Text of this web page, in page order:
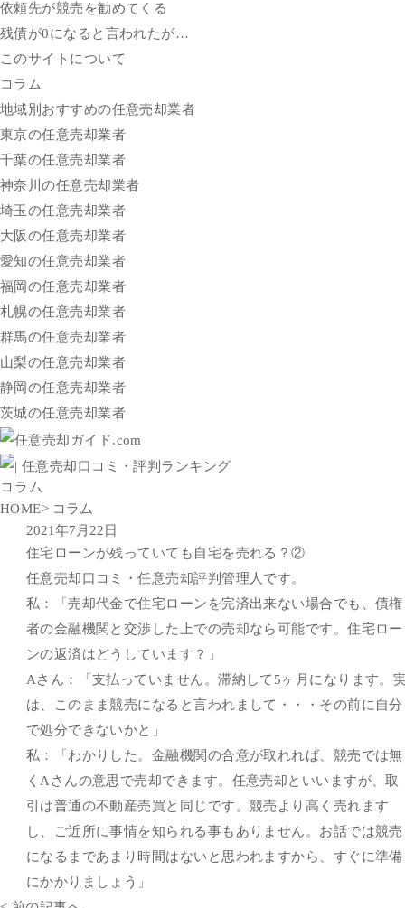
依頼先が競売を勧めてくる
残債が0になると言われたが…
このサイトについて
コラム
地域別おすすめの任意売却業者
東京の任意売却業者
千葉の任意売却業者
神奈川の任意売却業者
埼玉の任意売却業者
大阪の任意売却業者
愛知の任意売却業者
福岡の任意売却業者
札幌の任意売却業者
群馬の任意売却業者
山梨の任意売却業者
静岡の任意売却業者
茨城の任意売却業者
コラム
HOME> コラム
2021年7月22日
住宅ローンが残っていても自宅を売れる？②
任意売却口コミ・任意売却評判管理人です。
私：「売却代金で住宅ローンを完済出来ない場合でも、債権
者の金融機関と交渉した上での売却なら可能です。住宅ロー
ンの返済はどうしています？」
Aさん：「支払っていません。滞納して5ヶ月になります。
は、このまま競売になると言われまして・・・その前に自分
で処分できないかと」
私：「わかりした。金融機関の合意が取れれば、競売では無
くAさんの意思で売却できます。任意売却といいますが、取
引は普通の不動産売買と同じです。競売より高く売れます
し、ご近所に事情を知られる事もありません。お話では競売
になるまであまり時間はないと思われますから、すぐに準備
にかかりましょう」